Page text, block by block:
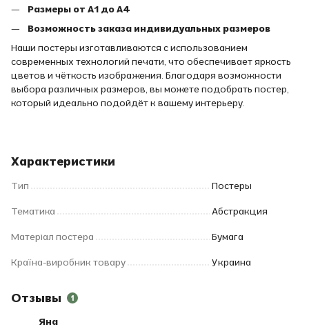
Размеры от A1 до A4
Возможность заказа индивидуальных размеров
Наши постеры изготавливаются с использованием
современных технологий печати, что обеспечивает яркость
цветов и чёткость изображения. Благодаря возможности
выбора различных размеров, вы можете подобрать постер,
который идеально подойдёт к вашему интерьеру.
Характеристики
Тип Постеры
Тематика Абстракция
Матеріал постера Бумага
Країна-виробник товару Украина
Отзывы 1
Яна